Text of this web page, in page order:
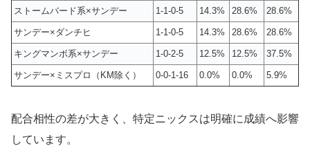
ストームバード系×サンデー 1-1-0-5 14.3% 28.6% 28.6%
サンデー×ダンチヒ 1-1-0-5 14.3% 28.6% 28.6%
キングマンボ系×サンデー 1-0-2-5 12.5% 12.5% 37.5%
サンデー×ミスプロ（KM除く） 0-0-1-16 0.0% 0.0% 5.9%
配合相性の差が大きく、特定ニックスは明確に成績へ影響
しています。